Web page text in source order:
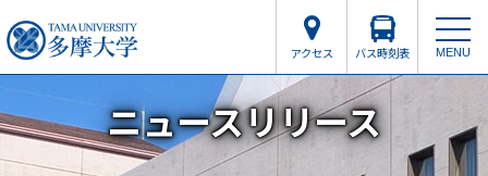
アクセス バス時刻表 MENU
ニュースリリース